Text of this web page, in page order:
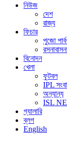
নিউজ
দেশ
রাজ্য
ফিচার
পুজো
বিনোদন
খেলা
ফুটবল
IPL
অন্যান্য
ISL
গ্যালারি
ব্লগ
English